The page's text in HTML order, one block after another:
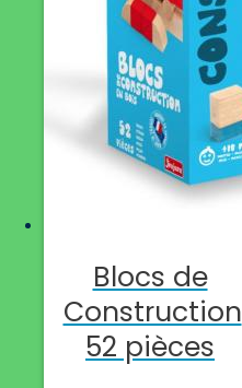
Blocs de
Construction
52 pièces